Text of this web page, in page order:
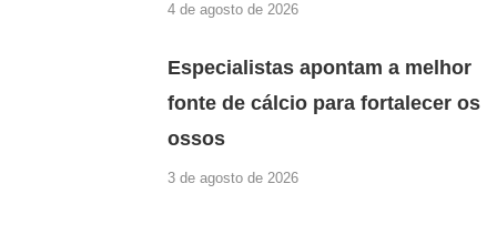
4 de agosto de 2026
Especialistas apontam a melhor
fonte de cálcio para fortalecer os
ossos
3 de agosto de 2026